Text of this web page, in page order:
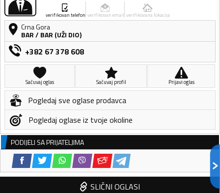
verifikovan telefon verifikovan email verifikovana lokacija
Crna Gora
BAR/ BAR (UŽI DIO)
+382 67 378 608
Sačuvaj oglas Sačuvaj profil Prijavi oglas
Pogledaj sve oglase prodavca
Pogledaj oglase iz tvoje okoline
PODIJELI SA PRIJATELJIMA
SLIČNI OGLASI